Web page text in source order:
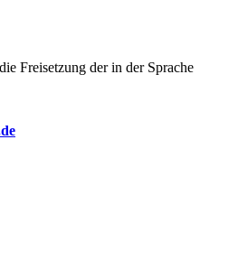
Freisetzung der in der Sprache